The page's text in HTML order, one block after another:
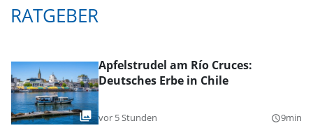
RATGEBER
Apfelstrudel am Río Cruces:
Deutsches Erbe in Chile
vor 5 Stunden query_builder9min